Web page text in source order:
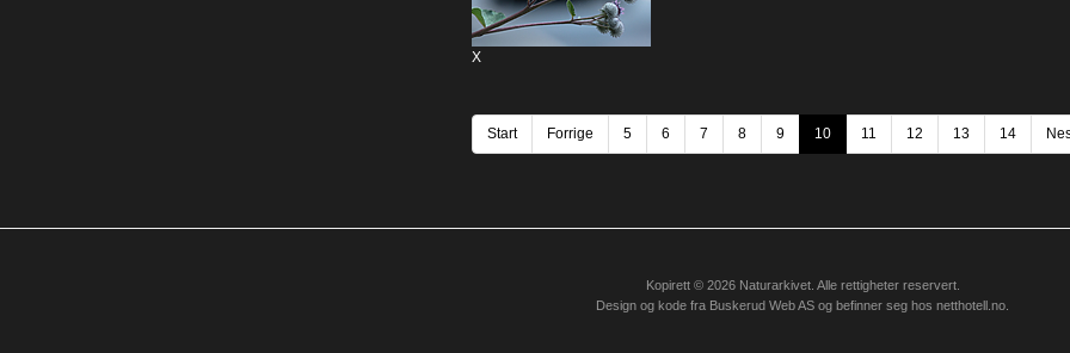
X
Start Forrige 5 6 7 8 9 10 11 12 13 14
Kopirett © 2026 Naturarkivet. Alle rettigheter reservert.
Design og kode fra Buskerud Web AS og befinner seg hos netthotell.no